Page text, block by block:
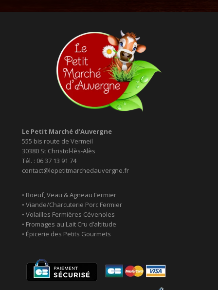
Le Petit Marché d’Auvergne
555 bis route de Vermeil
30380 St Christol-lès-Alès
Tél. : 06 37 13 91 74
contact@lepetitmarchedauvergne.fr
• Boeuf, Veau & Agneau Fermier
• Viande/Charcuterie Porc Fermier
• Volailles Fermières Cévenoles
• Fromages au Lait Cru d’altitude
• Épicerie des Petits Gourmets